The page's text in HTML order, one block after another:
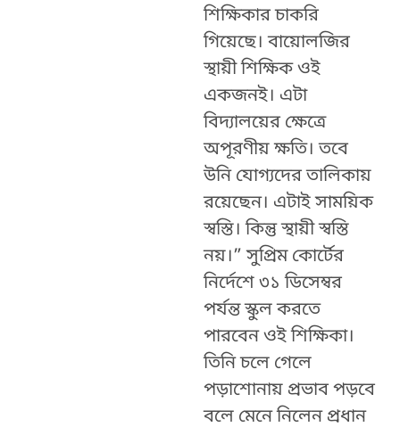
শিক্ষিকার চাকরি
গিয়েছে। বায়োলজির
স্থায়ী শিক্ষিক ওই
একজনই। এটা
বিদ্যালয়ের ক্ষেত্রে
অপূরণীয় ক্ষতি। তবে
উনি যোগ্যদের তালিকায়
রয়েছেন। এটাই সাময়িক
স্বস্তি। কিন্তু স্থায়ী স্বস্তি
নয়।” সুপ্রিম কোর্টের
নির্দেশে ৩১ ডিসেম্বর
পর্যন্ত স্কুল করতে
পারবেন ওই শিক্ষিকা।
তিনি চলে গেলে
পড়াশোনায় প্রভাব পড়বে
বলে মেনে নিলেন প্রধান